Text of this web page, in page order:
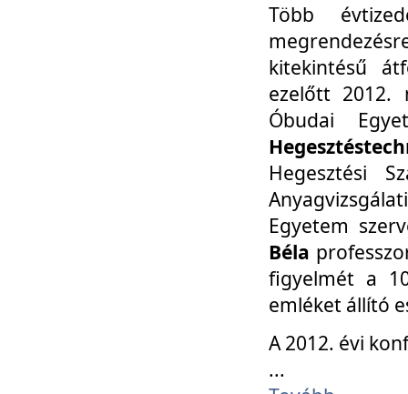
Több
kitekintésű
ezelőtt 2012.
Óbudai
Hegesztési
Egyetem
Béla
figyelmét a
emléket állító
A 2012. évi
...